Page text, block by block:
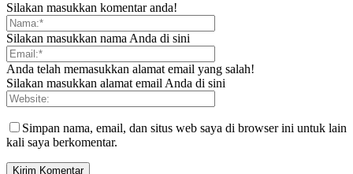
Silakan masukkan komentar anda!
Silakan masukkan nama Anda di sini
Anda telah memasukkan alamat email yang salah!
Silakan masukkan alamat email Anda di sini
Simpan nama, email, dan situs web saya di browser ini untuk lain
kali saya berkomentar.